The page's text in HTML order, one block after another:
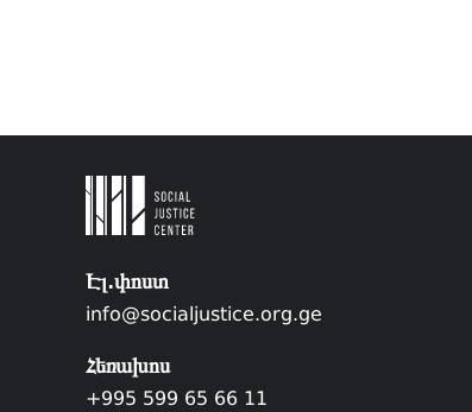
Էլ.փոստ
info@socialjustice.org.ge
Հեռախոս
+995 599 65 66 11